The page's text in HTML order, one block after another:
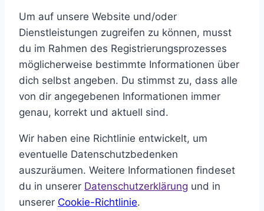
Um auf unsere Website und/oder
Dienstleistungen zugreifen zu können, musst
du im Rahmen des Registrierungsprozesses
möglicherweise bestimmte Informationen über
dich selbst angeben. Du stimmst zu, dass alle
von dir angegebenen Informationen immer
genau, korrekt und aktuell sind.
Wir haben eine Richtlinie entwickelt, um
eventuelle Datenschutzbedenken
auszuräumen. Weitere Informationen findeset
du in unserer Datenschutzerklärung und in
unserer Cookie-Richtlinie.